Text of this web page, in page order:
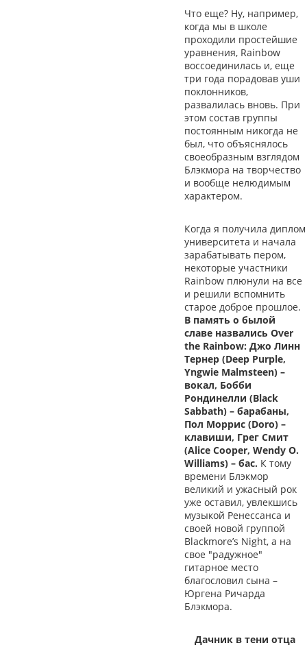
Что еще? Ну, например,
когда мы в школе
проходили простейшие
уравнения, Rainbow
воссоединилась и, еще
три года порадовав уши
поклонников,
развалилась вновь. При
этом состав группы
постоянным никогда не
был, что объяснялось
своеобразным взглядом
Блэкмора на творчество
и вообще нелюдимым
характером.
Когда я получила диплом
университета и начала
зарабатывать пером,
некоторые участники
Rainbow плюнули на все
и решили вспомнить
старое доброе прошлое.
В память о былой
славе назвались Over
the Rainbow: Джо Линн
Тернер (Deep Purple,
Yngwie Malmsteen) –
вокал, Бобби
Рондинелли (Black
Sabbath) – барабаны,
Пол Моррис (Doro) –
клавиши, Грег Смит
(Alice Cooper, Wendy O.
Williams) – бас. К тому
времени Блэкмор
великий и ужасный рок
уже оставил, увлекшись
музыкой Ренессанса и
своей новой группой
Blackmore’s Night, а на
свое "радужное"
гитарное место
благословил сына –
Юргена Ричарда
Блэкмора.
Дачник в тени отца